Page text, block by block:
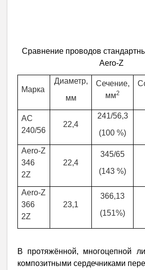
Сравнение проводов
Aero-Z
Марка
Диаметр,
мм
Сечение,
мм2
АС
240/56
22,4
241/56,3
(100 %)
Aero-Z
346
2Z
22,4
345/65
(143 %)
Aero-Z
366
2Z
23,1
366,13
(151%)
В протяжённой, многоцепной
композитными сердечниками